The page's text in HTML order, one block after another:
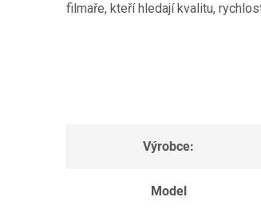
filmaře, kteří hledají kvalitu,
Výrobce:
Model